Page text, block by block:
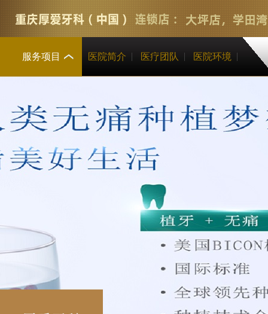
服务项目 医院简介 医疗团队 医院环境